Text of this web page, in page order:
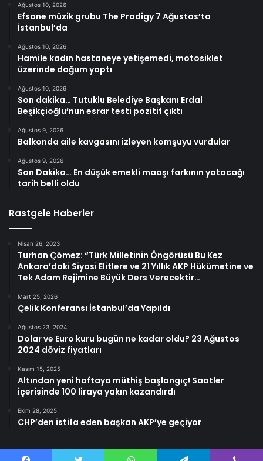
Ağustos 10, 2026
Efsane müzik grubu The Prodigy 7 Ağustos’ta
İstanbul’da
Ağustos 10, 2026
Hamile kadın hastaneye yetişemedi, motosiklet
üzerinde doğum yaptı
Ağustos 10, 2026
Son dakika… Tutuklu Belediye Başkanı Erdal
Beşikçioğlu’nun esrar testi pozitif çıktı
Ağustos 9, 2026
Balkonda aile kavgasını izleyen komşuyu vurdular
Ağustos 9, 2026
Son Dakika… En düşük emekli maaşı farkının yatacağı
tarih belli oldu
Rastgele Haberler
Nisan 26, 2023
Turhan Çömez: “Türk Milletinin Öngörüsü Bu Kez
Ankara’daki Siyasi Elitlere ve 21 Yıllık AKP Hükümetine ve
Tek Adam Rejimine Büyük Ders Verecektir…
Mart 25, 2026
Çelik Konferansı İstanbul’da Yapıldı
Ağustos 23, 2024
Dolar ve Euro kuru bugün ne kadar oldu? 23 Ağustos
2024 döviz fiyatları
Kasım 15, 2025
Altından yeni haftaya müthiş başlangıç! Saatler
içerisinde 100 liraya yakın kazandırdı
Ekim 28, 2025
CHP’den istifa eden başkan AKP’ye geçiyor